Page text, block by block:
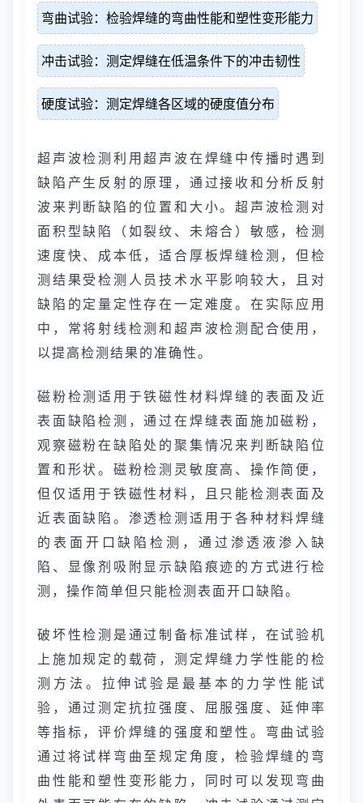
弯曲试验：检验焊缝的弯曲性能和塑性变形能力
冲击试验：测定焊缝在低温条件下的冲击韧性
硬度试验：测定焊缝各区域的硬度值分布
超声波检测利用超声波在焊缝中传播时遇到
缺陷产生反射的原理，通过接收和分析反射
波来判断缺陷的位置和大小。超声波检测对
面积型缺陷（如裂纹、未熔合）敏感，检测
速度快、成本低，适合厚板焊缝检测，但检
测结果受检测人员技术水平影响较大，且对
缺陷的定量定性存在一定难度。在实际应用
中，常将射线检测和超声波检测配合使用，
以提高检测结果的准确性。
磁粉检测适用于铁磁性材料焊缝的表面及近
表面缺陷检测，通过在焊缝表面施加磁粉，
观察磁粉在缺陷处的聚集情况来判断缺陷位
置和形状。磁粉检测灵敏度高、操作简便，
但仅适用于铁磁性材料，且只能检测表面及
近表面缺陷。渗透检测适用于各种材料焊缝
的表面开口缺陷检测，通过渗透液渗入缺
陷、显像剂吸附显示缺陷痕迹的方式进行检
测，操作简单但只能检测表面开口缺陷。
破坏性检测是通过制备标准试样，在试验机
上施加规定的载荷，测定焊缝力学性能的检
测方法。拉伸试验是最基本的力学性能试
验，通过测定抗拉强度、屈服强度、延伸率
等指标，评价焊缝的强度和塑性。弯曲试验
通过将试样弯曲至规定角度，检验焊缝的弯
曲性能和塑性变形能力，同时可以发现弯曲